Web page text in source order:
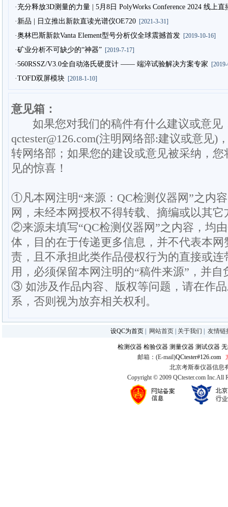
·充分释放3D测量的力量 | 5月8日 PolyWorks Conference 2024 线上
·新品 | 日立推出新款直读光谱仪OE720[2021-3-31]
·奥林巴斯新款Vanta Element型号分析仪全球震撼首发[2019-10-16]
·矿业分析不可缺少的“神器”[2019-7-17]
·560RSSZ/V3.0全自动洛氏硬度计 —— 端淬试验解决方案专家
·TOFD双屏模块[2018-1-10]
意见箱：
如果您对我们的稿件有什么建议或意见
qctester@126.com(注明网络部:建议或意见)
转网络部；如果您的建设或意见被采纳，
见的惊喜！
①凡本网注明“来源：QC检测仪器网”之内
网，未经本网授权不得转载、摘编或以其它
②来源未填写“QC检测仪器网”之内容，均
体，目的在于传递更多信息，并不代表本
责，且不承担此类作品侵权行为的直接或
用，必须保留本网注明的“稿件来源”，并
③ 如涉及作品内容、版权等问题，请在作
系，否则视为放弃相关权利。
设QC为首页 网站首页 关于我们 友情链
检测仪器 检验仪器 测量仪器 测试仪器
邮箱：(E-mail)QCtester#126.com
北京考斯泰仪器信息
Copyright © 2009 QCtester.com Inc.All